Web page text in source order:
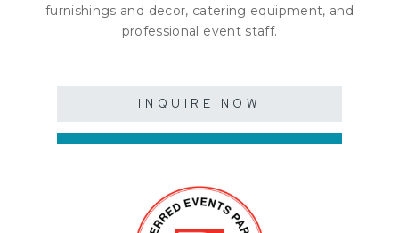
furnishings and decor, catering equipment, and
professional event staff.
INQUIRE NOW